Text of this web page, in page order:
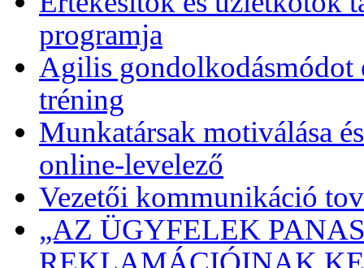
programja
Agilis gondolkodásmódot
tréning
Munkatársak motiválása
online-levelező
Vezetői kommunikáció
„AZ ÜGYFELEK